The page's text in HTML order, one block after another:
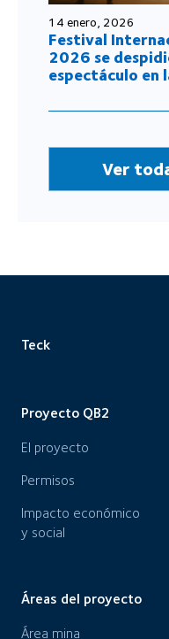
14 enero, 2026
Festival
2026 se
espectáculo en
Ver
Teck
Proyecto QB2
El proyecto
Permisos
Impacto económico
y social
Áreas del proyecto
Área mina